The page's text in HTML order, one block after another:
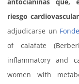
riesgo
adjudicarse un
of calafate
inflammatory and
women with